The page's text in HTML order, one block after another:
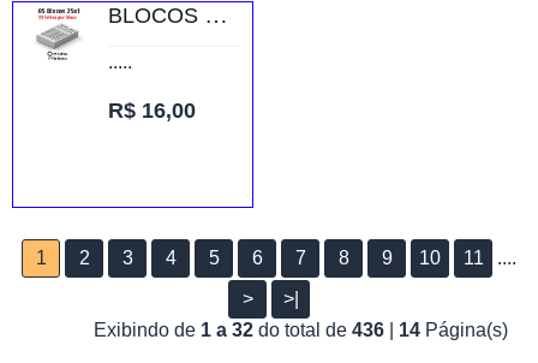
BLOCOS E TALÕES 25 FOLHAS AP 75G 25X1 75X105MM
.....
R$ 16,00
1 2 3 4 5 6 7 8 9 10 11
....
>
>|
Exibindo de 1 a 32 do total de 436 14 Página(s)